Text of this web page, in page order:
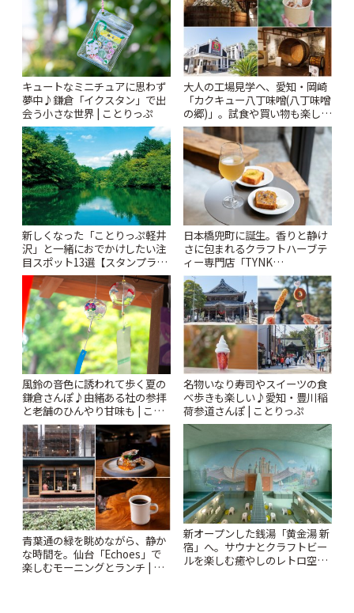
キュートなミニチュアに思わず
夢中♪鎌倉「イクスタン」で出
会う小さな世界 | ことりっぷ
大人の工場見学へ、愛知・岡崎
「カクキュー八丁味噌(八丁味噌
の郷)」。試食や買い物も楽しみ
♪ | ことりっぷ
新しくなった「ことりっぷ軽井
沢」と一緒におでかけしたい注
目スポット13選【スタンプラリ
ー開催中】 | ことりっぷ
日本橋兜町に誕生。香りと静け
さに包まれるクラフトハーブテ
ィー専門店「TYNK
Kabutocho」 | ことりっぷ
風鈴の音色に誘われて歩く夏の
鎌倉さんぽ♪由緒ある社の参拝
と老舗のひんやり甘味も | こと
りっぷ
名物いなり寿司やスイーツの食
べ歩きも楽しい♪愛知・豊川稲
荷参道さんぽ | ことりっぷ
青葉通の緑を眺めながら、静か
な時間を。仙台「Echoes」で
楽しむモーニングとランチ | こ
新オープンした銭湯「黄金湯 新
宿」へ。サウナとクラフトビー
ルを楽しむ癒やしのレトロ空間